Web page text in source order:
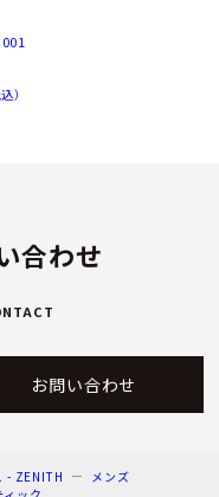
）
合わせ
お問い合わせ
- ZENITH
メンズ